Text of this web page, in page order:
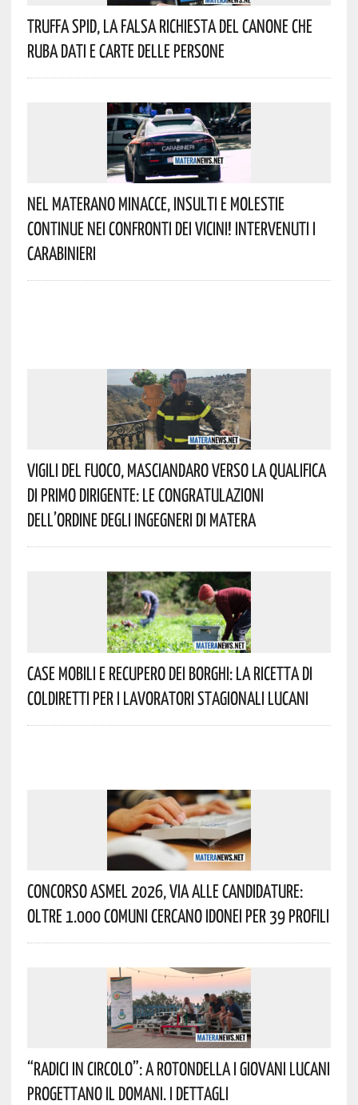
Truffa Spid, La Falsa Richiesta Del Canone Che
Ruba Dati E Carte Delle Persone
Nel Materano Minacce, Insulti E Molestie
Continue Nei Confronti Dei Vicini! Intervenuti I
Carabinieri
Vigili Del Fuoco, Masciandaro Verso La Qualifica
Di Primo Dirigente: Le Congratulazioni
Dell’Ordine Degli Ingegneri Di Matera
Case Mobili E Recupero Dei Borghi: La Ricetta Di
Coldiretti Per I Lavoratori Stagionali Lucani
Concorso Asmel 2026, Via Alle Candidature:
Oltre 1.000 Comuni Cercano Idonei Per 39 Profili
“Radici In Circolo”: A Rotondella I Giovani Lucani
Progettano Il Domani. I Dettagli